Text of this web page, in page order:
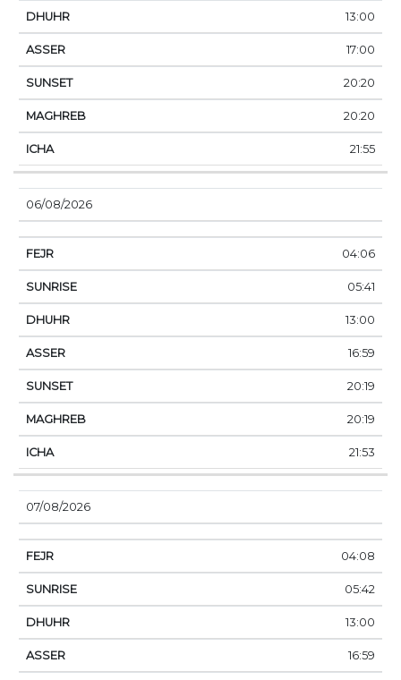
13:00
17:00
20:20
20:20
21:55
06/08/2026
04:06
05:41
13:00
16:59
20:19
20:19
21:53
07/08/2026
04:08
05:42
13:00
16:59